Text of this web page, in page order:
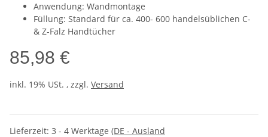
Anwendung: Wandmontage
Füllung: Standard für ca. 400- 600 handelsüblichen C-
& Z-Falz Handtücher
85,98 €
inkl. 19% USt. , zzgl. Versand
Lieferzeit: 3 - 4 Werktage (DE - Ausland